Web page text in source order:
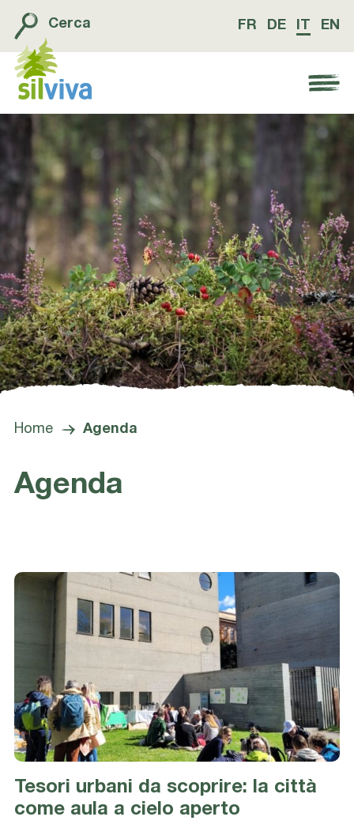
Cerca FR DE EN
Navigation öffnen bzw. schliessen
Home Agenda
Agenda
Tesori urbani da scoprire: la città
come aula a cielo aperto